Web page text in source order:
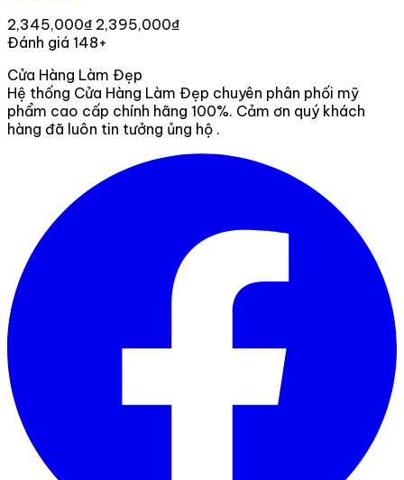
2,345,000₫ 2,395,000₫
Đánh giá 148+
Cửa Hàng Làm Đẹp
Hệ thống Cửa Hàng Làm Đẹp chuyên phân phối mỹ
phẩm cao cấp chính hãng 100%. Cảm ơn quý khách
hàng đã luôn tin tưởng ủng hộ .